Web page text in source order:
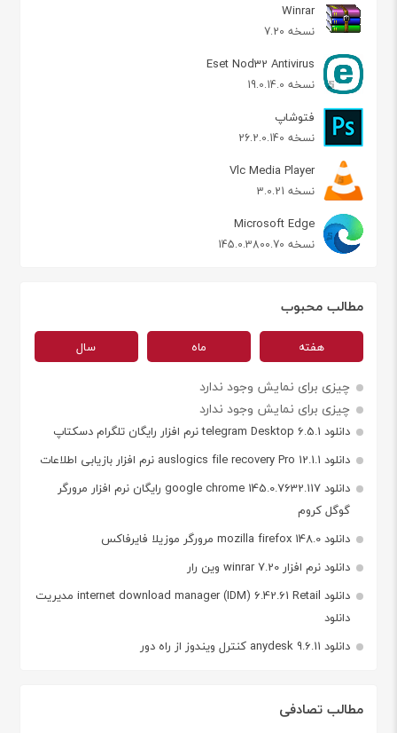
Winrar
نسخه 7.20
Eset Nod32 Antivirus
نسخه 19.0.14.0
فتوشاپ
نسخه 26.2.0.140
Vlc Media Player
نسخه 3.0.21
Microsoft Edge
نسخه 145.0.3800.70
مطالب محبوب
هفته ماه سال
چیزی برای نمایش وجود ندارد
چیزی برای نمایش وجود ندارد
دانلود telegram Desktop 6.5.1 نرم افزار رایگان تلگرام دسکتاپ
دانلود auslogics file recovery Pro 12.1.1 نرم افزار بازیابی اطلاعات
دانلود google chrome 145.0.7632.117 رایگان نرم افزار مرورگر
گوگل کروم
دانلود mozilla firefox 148.0 مرورگر موزیلا فایرفاکس
دانلود نرم افزار winrar 7.20 وین رار
دانلود internet download manager (IDM) 6.42.61 Retail مدیریت
دانلود
دانلود anydesk 9.6.11 کنترل ویندوز از راه دور
مطالب تصادفی